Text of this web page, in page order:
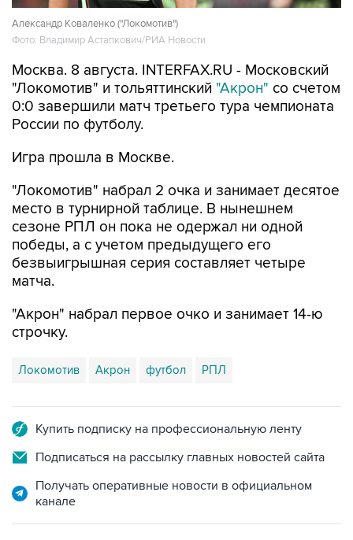
Александр Коваленко ("Локомотив")
Фото: Владимир Астапкович/РИА Новости
Москва. 8 августа. INTERFAX.RU - Московский
"Локомотив" и тольяттинский "Акрон" со счетом
0:0 завершили матч третьего тура чемпионата
России по футболу.
Игра прошла в Москве.
"Локомотив" набрал 2 очка и занимает десятое
место в турнирной таблице. В нынешнем
сезоне РПЛ он пока не одержал ни одной
победы, а с учетом предыдущего его
безвыигрышная серия составляет четыре
матча.
"Акрон" набрал первое очко и занимает 14-ю
строчку.
Локомотив Акрон футбол РПЛ
Купить подписку на профессиональную ленту
Подписаться на рассылку главных новостей сайта
Получать оперативные новости в официальном
канале